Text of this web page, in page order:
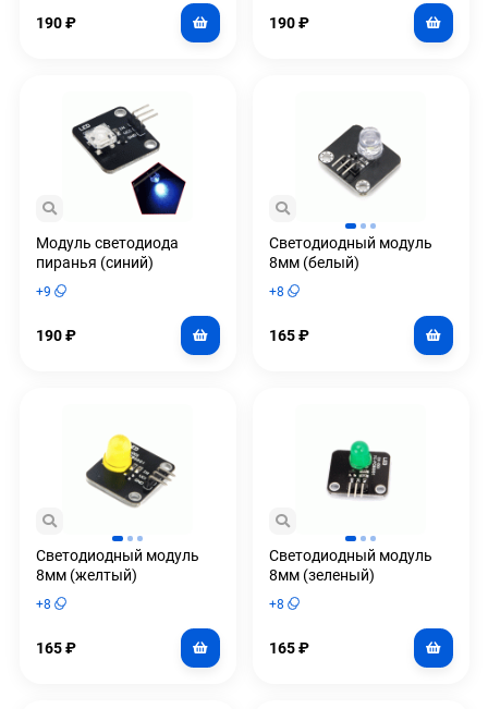
190₽ 190₽
Модуль светодиода
пиранья (синий)
+9
190₽
Светодиодный модуль
8мм (белый)
+8
165₽
Светодиодный модуль
8мм (желтый)
+8
165₽
Светодиодный модуль
8мм (зеленый)
+8
165₽